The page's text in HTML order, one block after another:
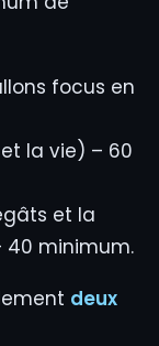
focus en
la vie) – 60
et la
40 minimum.
deux